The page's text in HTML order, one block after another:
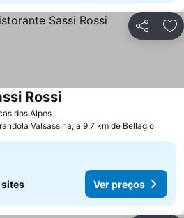
Partilhar
dos AlpesVer preços
RossiVer preços
Valsassina, a 9.7 km de Bellagio
sites Ver preços